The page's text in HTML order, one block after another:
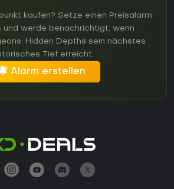
kaufen? Setze einen Preisalarm
und werde benachrichtigt, wenn
Hidden Depths sein nächstes
Tief erreicht.
Alarm erstellen